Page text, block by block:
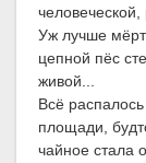
Уж лучше
цепной пёс
живой...
Всё
площади,
чайное стала